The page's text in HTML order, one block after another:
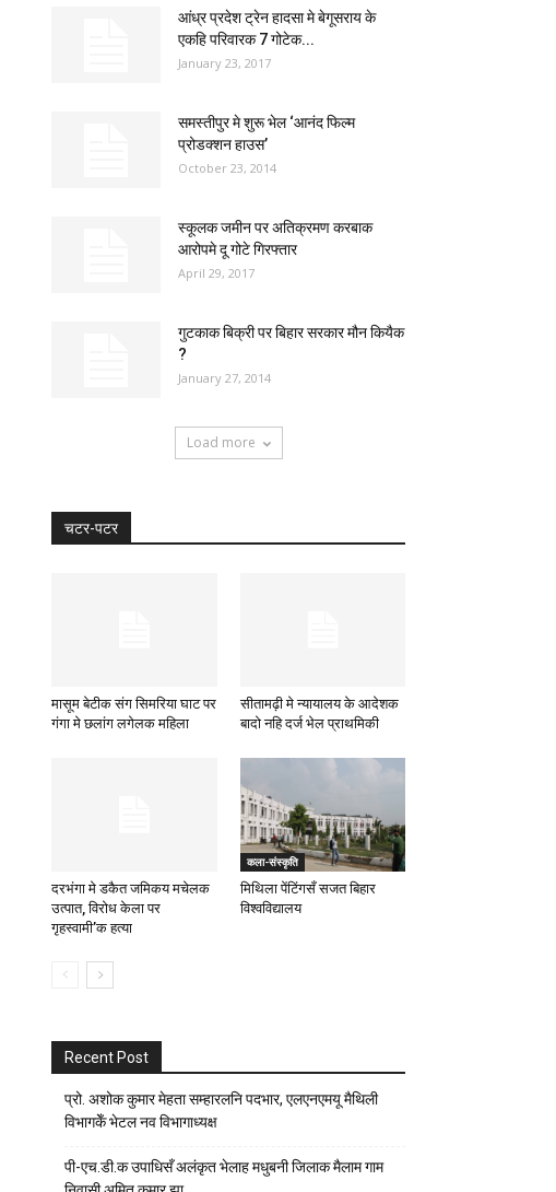
आंध्र प्रदेश ट्रेन हादसा मे बेगूसराय के
एकहि परिवारक 7 गोटेक...
January 23, 2017
समस्तीपुर मे शुरू भेल ‘आनंद फिल्म
प्रोडक्शन हाउस’
October 23, 2014
स्कूलक जमीन पर अतिक्रमण करबाक
आरोपमे दू गोटे गिरफ्तार
April 29, 2017
गुटकाक बिक्री पर बिहार सरकार मौन कियैक
?
January 27, 2014
Load more
चटर-पटर
मासूम बेटीक संग सिमरिया घाट पर
गंगा मे छलांग लगेलक महिला
सीतामढ़ी मे न्यायालय के आदेशक
बादो नहि दर्ज भेल प्राथमिकी
दरभंगा मे डकैत जमिकय मचेलक
उत्पात, विरोध केला पर
गृहस्वामी’क हत्या
कला-संस्कृति
मिथिला पेंटिंगसँ सजत बिहार
विश्वविद्यालय
Recent Post
प्रो. अशोक कुमार मेहता सम्हारलनि पदभार, एलएनएमयू मैथिली
विभागकेँ भेटल नव विभागाध्यक्ष
पी-एच.डी.क उपाधिसँ अलंकृत भेलाह मधुबनी जिलाक मैलाम गाम